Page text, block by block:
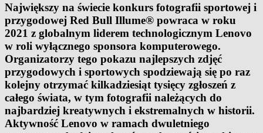
Największy na świecie konkurs fotografii sportowej i
przygodowej Red Bull Illume® powraca w roku
2021 z globalnym liderem technologicznym Lenovo
w roli wyłącznego sponsora komputerowego.
Organizatorzy tego pokazu najlepszych zdjęć
przygodowych i sportowych spodziewają się po raz
kolejny otrzymać kilkadziesiąt tysięcy zgłoszeń z
całego świata, w tym fotografii należących do
najbardziej kreatywnych i ekstremalnych w historii.
Aktywność Lenovo w ramach dwuletniego